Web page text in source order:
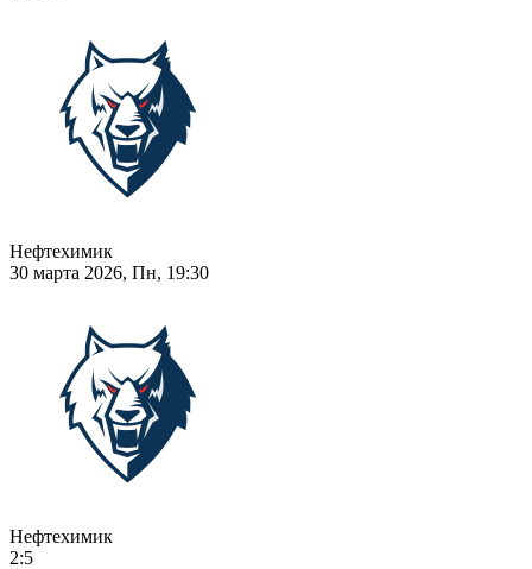
Нефтехимик
30 марта 2026, Пн, 19:30
Нефтехимик
2:5